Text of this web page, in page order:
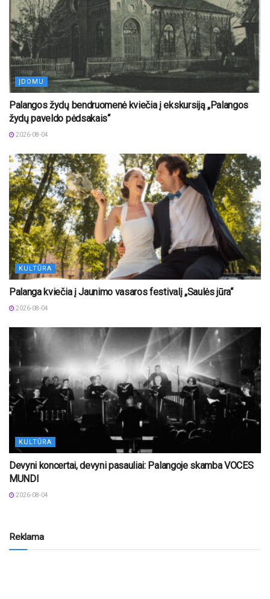
ĮDOMU
Palangos žydų bendruomenė kviečia į ekskursiją „Palangos
žydų paveldo pėdsakais“
2026-08-04
KULTŪRA
Palanga kviečia į Jaunimo vasaros festivalį „Saulės jūra“
2026-08-04
KULTŪRA
Devyni koncertai, devyni pasauliai: Palangoje skamba VOCES
MUNDI
2026-08-04
Reklama